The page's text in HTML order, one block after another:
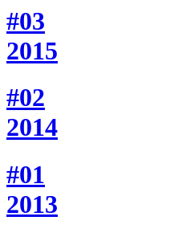
#03
2015
#02
2014
#01
2013